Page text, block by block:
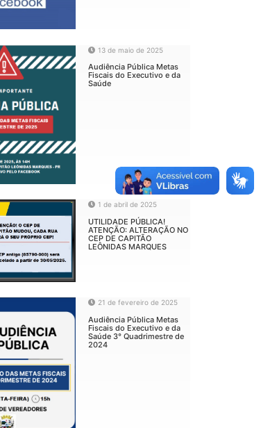
13 de maio de 2025
Audiência Pública Metas
Fiscais do Executivo e da
Saúde
1 de abril de 2025
UTILIDADE PÚBLICA!
ATENÇÃO: ALTERAÇÃO NO
CEP DE CAPITÃO
LEÔNIDAS MARQUES
21 de fevereiro de 2025
Audiência Pública Metas
Fiscais do Executivo e da
Saúde 3° Quadrimestre de
2024